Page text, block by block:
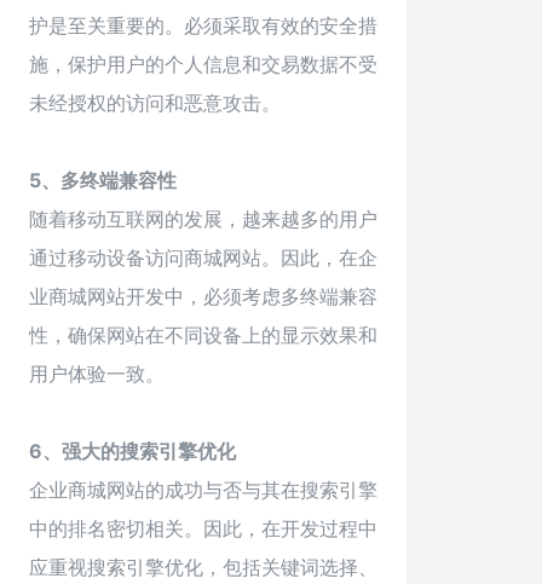
护是至关重要的。必须采取有效的安全措
施，保护用户的个人信息和交易数据不受
未经授权的访问和恶意攻击。
5、多终端兼容性
随着移动互联网的发展，越来越多的用户
通过移动设备访问商城网站。因此，在企
业商城网站开发中，必须考虑多终端兼容
性，确保网站在不同设备上的显示效果和
用户体验一致。
6、强大的搜索引擎优化
企业商城网站的成功与否与其在搜索引擎
中的排名密切相关。因此，在开发过程中
应重视搜索引擎优化，包括关键词选择、